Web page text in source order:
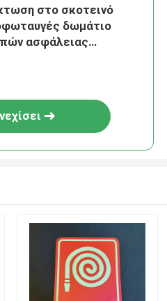
στο σκοτεινό
δωμάτιο
ασφάλειας